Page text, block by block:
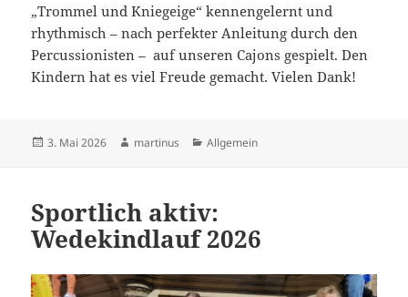
„Trommel und Kniegeige“ kennengelernt und
rhythmisch – nach perfekter Anleitung durch den
Percussionisten – auf unseren Cajons gespielt. Den
Kindern hat es viel Freude gemacht. Vielen Dank!
Veröffentlicht
3. Mai 2026 Autor
martinus Kategorien
Allgemein
Sportlich aktiv:
Wedekindlauf 2026